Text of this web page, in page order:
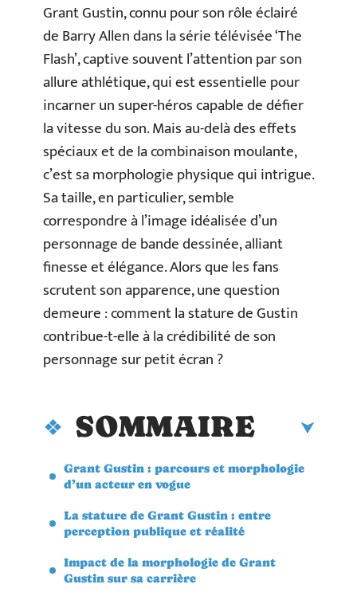
Grant Gustin, connu pour son rôle éclairé
de Barry Allen dans la série télévisée ‘The
Flash’, captive souvent l’attention par son
allure athlétique, qui est essentielle pour
incarner un super-héros capable de défier
la vitesse du son. Mais au-delà des effets
spéciaux et de la combinaison moulante,
c’est sa morphologie physique qui intrigue.
Sa taille, en particulier, semble
correspondre à l’image idéalisée d’un
personnage de bande dessinée, alliant
finesse et élégance. Alors que les fans
scrutent son apparence, une question
demeure : comment la stature de Gustin
contribue-t-elle à la crédibilité de son
personnage sur petit écran ?
SOMMAIRE
Grant Gustin : parcours et morphologie
d’un acteur en vogue
La stature de Grant Gustin : entre
perception publique et réalité
Impact de la morphologie de Grant
Gustin sur sa carrière